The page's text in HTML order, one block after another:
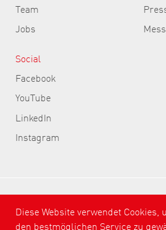
Diese Website verwendet Cookies,
den bestmöglichen Service zu
Team
Jobs
Social
Facebook
YouTube
LinkedIn
Instagram